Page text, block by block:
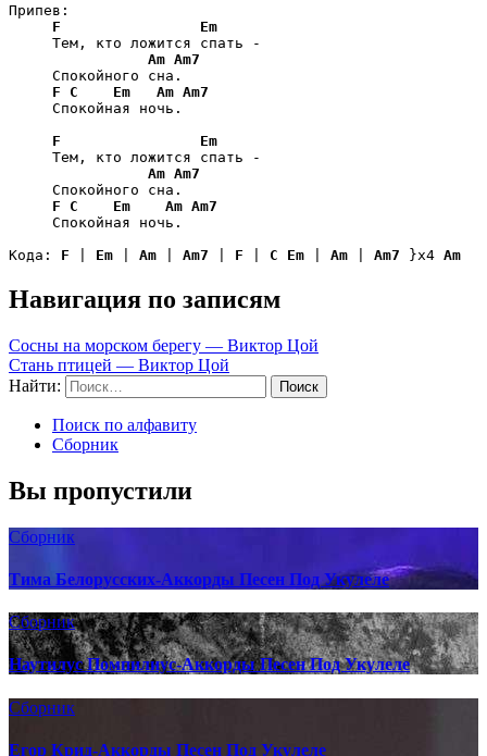
Припев:
F
Em
     Тем, кто ложится спать -
Am Am7
     Спокойного сна.
F
C Em Am Am7
     Спокойная ночь.
F
Em
     Тем, кто ложится спать -
Am Am7
     Спокойного сна.
F
C Em Am Am7
     Спокойная ночь.
Кода: F Em Am Am7 F C Em Am Am7 }x4 Am
Навигация по записям
Сосны на морском берегу — Виктор Цой
Стань птицей — Виктор Цой
Найти:
Поиск по алфавиту
Сборник
Вы пропустили
Сборник
Тима Белорусских-Аккорды Песен Под Укулеле
Сборник
Наутилус Помпилиус-Аккорды Песен Под Укулеле
Сборник
Егор Крид-Аккорды Песен Под Укулеле